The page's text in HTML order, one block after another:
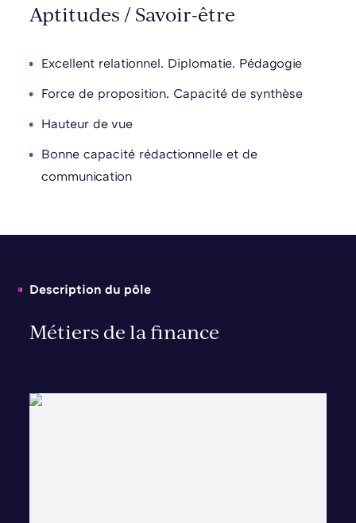
Aptitudes / Savoir-être
Excellent relationnel. Diplomatie. Pédagogie
Force de proposition. Capacité de synthèse
Hauteur de vue
Bonne capacité rédactionnelle et de
communication
Description du pôle
Métiers de la finance